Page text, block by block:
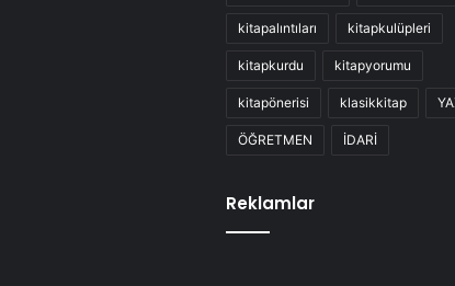
kitapalıntıları kitapkulüpleri
kitapkurdu kitapyorumu
kitapönerisi klasikkitap
ÖĞRETMEN İDARİ
Reklamlar